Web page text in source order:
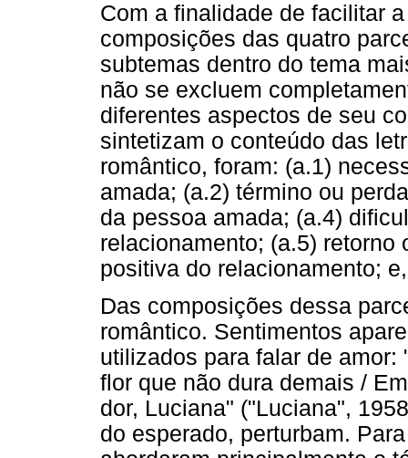
Com a finalidade de facilitar
composições das quatro
subtemas dentro do tema
não se excluem
diferentes aspectos de seu
sintetizam o conteúdo das
romântico, foram: (a.1)
amada; (a.2) término ou
da pessoa amada; (a.4)
relacionamento; (a.5) retorno
positiva do relacionamento;
Das composições dessa
romântico. Sentimentos
utilizados para falar de
flor que não dura demais /
dor, Luciana" ("Luciana",
do esperado, perturbam.